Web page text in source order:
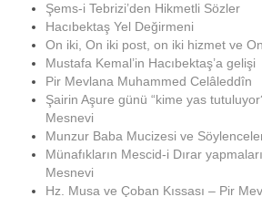
Şems-i Tebrizi’den Hikmetli Sözler
Hacıbektaş Yel Değirmeni
On iki, On iki post, on iki hizmet ve
Mustafa Kemal’in Hacıbektaş’a gelişi
Pir Mevlana Muhammed Celâleddîn
Şairin Aşure günü “kime yas
Mesnevi
Munzur Baba Mucizesi ve
Münafıkların Mescid-i Dırar
Mesnevi
Hz. Musa ve Çoban Kıssası – Pir